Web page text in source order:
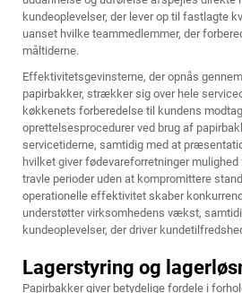
kundeoplevelser, der lever op til fastlagte
uanset hvilke teammedlemmer, der
måltiderne.
Effektivitetsgevinsterne, der opnås
papirbakker, strækker sig over hele
køkkenets forberedelse til kundens
oprettelsesprocedurer ved brug af
servicetiderne, samtidig med at
hvilket giver fødevareforretninger
travle perioder uden at kompromittere
operationelle effektivitet skaber
understøtter virksomhedens vækst,
kundeoplevelser, der driver
Lagerstyring og
Papirbakker giver betydelige fordele i